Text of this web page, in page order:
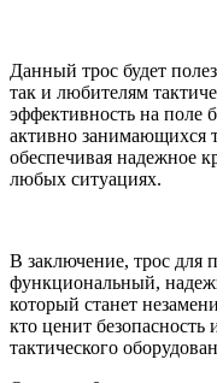
Данный трос будет
так и любителям
эффективность на поле
активно занимающихся
обеспечивая надежное
любых ситуациях.
В заключение, трос для
функциональный,
который станет
кто ценит безопасность
тактического